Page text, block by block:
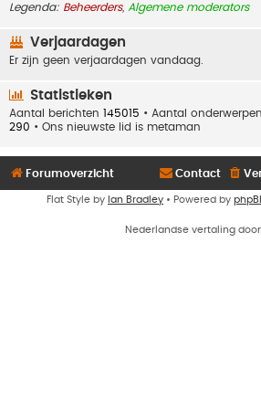
Legenda: Beheerders, Algemene moderators
Verjaardagen
Er zijn geen verjaardagen vandaag.
Statistieken
Aantal berichten 145015 • Aantal onderwerpen
290 • Ons nieuwste lid is metaman
Forumoverzicht Contact
Flat Style by Ian Bradley • Powered by
Nederlandse vertaling door